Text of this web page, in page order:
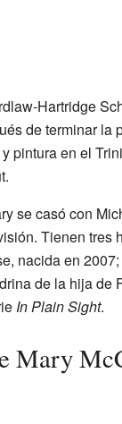
Hartridge
de terminar la
pintura en el
se casó con
Tienen tres
nacida en
de la hija de
In Plain Sight.
Mary